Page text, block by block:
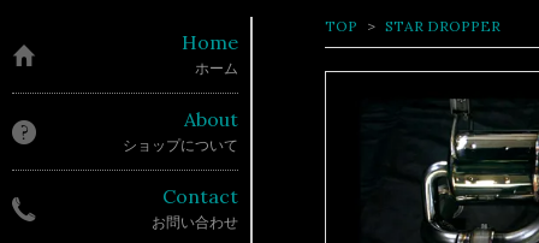
TOP > STAR DROPPER
Home
ホーム
About
ショップについて
Contact
お問い合わせ